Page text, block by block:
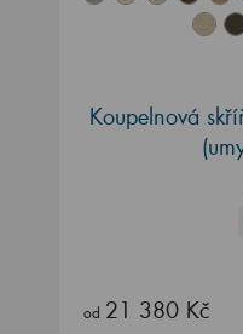
Koupelnová
od 21 380 Kč